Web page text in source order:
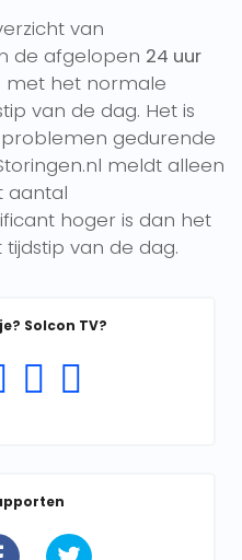
van
de afgelopen 24 uur
met het normale
van de dag. Het is
gedurende
meldt alleen
aantal
hoger is dan het
van de dag.
Solcon TV?